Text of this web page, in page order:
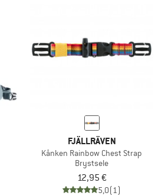
FJÄLLRÄVEN
Kånken Rainbow Chest Strap
Brystsele
12,95 €
5,0(1)